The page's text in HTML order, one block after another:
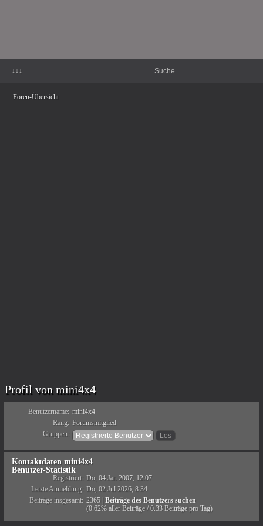
↓↓↓
Foren-Übersicht
Profil von mini4x4
Benutzername: mini4x4
Rang: Forumsmitglied
Gruppen:
Kontaktdaten mini4x4
Benutzer-Statistik
Registriert: Do, 04 Jan 2007, 12:07
Letzte Anmeldung: Do, 02 Jul 2026, 8:34
Beiträge insgesamt: 2365 |Beiträge des Benutzers suchen
(0.62% aller Beiträge / 0.33 Beiträge pro Tag)